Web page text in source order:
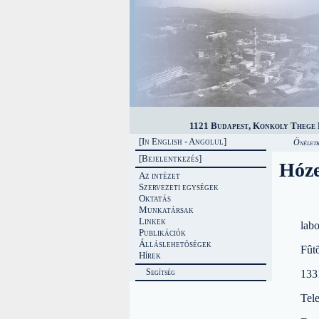
1121 Budapest, Konkoly
[In English - Angolul]
[Bejelentkezés]
Az intézet
Szervezeti egységek
Oktatás
Munkatársak
Linkek
Publikációk
Álláslehetõségek
Hírek
Segítség